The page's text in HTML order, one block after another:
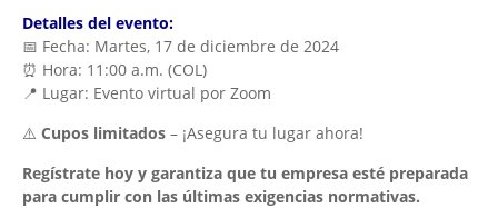
Detalles del evento:
📅 Fecha: Martes, 17 de diciembre de 2024
⏰ Hora: 11:00 a.m. (COL)
📍 Lugar: Evento virtual por Zoom
⚠️ Cupos limitados – ¡Asegura tu lugar ahora!
Regístrate hoy y garantiza que tu empresa esté preparada
para cumplir con las últimas exigencias normativas.